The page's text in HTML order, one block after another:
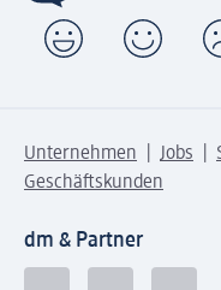
Unternehmen Jobs
Geschäftskunden
dm & Partner